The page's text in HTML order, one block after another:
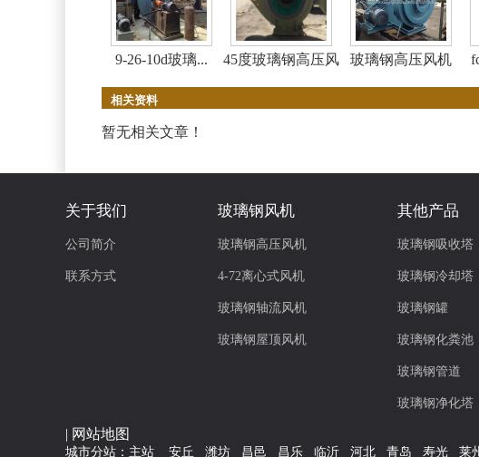
9-26-10d玻璃...
45度玻璃钢高压风
机
玻璃钢高压风机
相关资料
暂无相关文章！
关于我们
公司简介
联系方式
玻璃钢风机
玻璃钢高压风机
4-72离心式风机
玻璃钢轴流风机
玻璃钢屋顶风机
其他产品
玻璃钢吸收塔
玻璃钢冷却塔
玻璃钢罐
玻璃钢化粪池
玻璃钢管道
玻璃钢净化塔
| 网站地图
城市分站： 主站 安丘 潍坊 昌邑 昌乐 临沂 河北 青岛 寿光 莱